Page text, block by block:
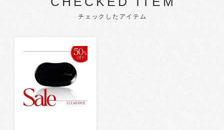
チェックしたアイテム